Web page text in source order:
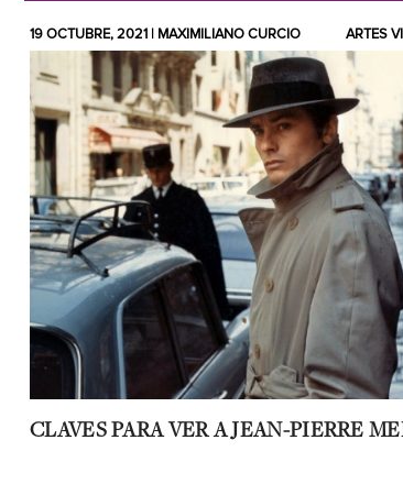
19 OCTUBRE, 2021 | MAXIMILIANO CURCIO ARTES
CLAVES PARA VER A JEAN-PIERRE